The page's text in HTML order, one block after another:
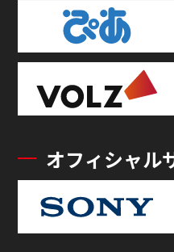
オフィシャル